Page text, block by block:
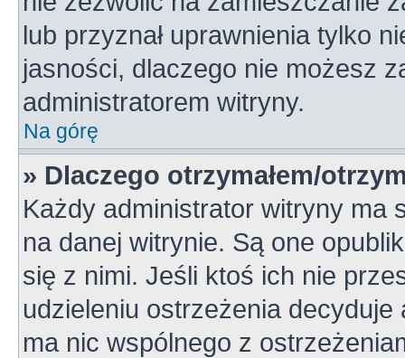
lub przyznał uprawnienia tylko
jasności, dlaczego nie możesz
administratorem witryny.
Na górę
» Dlaczego otrzymałem/
Każdy administrator witryny ma
na danej witrynie. Są one
się z nimi. Jeśli ktoś ich nie
udzieleniu ostrzeżenia
ma nic wspólnego z